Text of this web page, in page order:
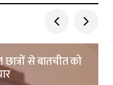
से बातचीत को